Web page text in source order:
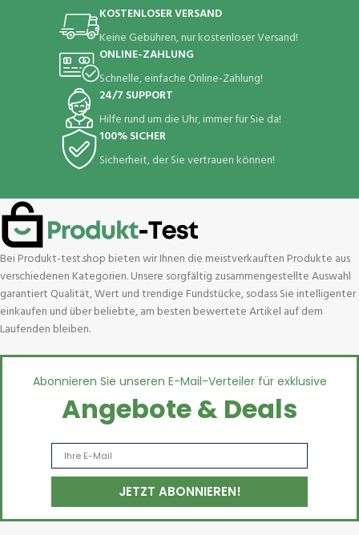
KOSTENLOSER VERSAND
Keine Gebühren, nur kostenloser Versand!
ONLINE-ZAHLUNG
Schnelle, einfache Online-Zahlung!
24/7 SUPPORT
Hilfe rund um die Uhr, immer für Sie da!
100% SICHER
Sicherheit, der Sie vertrauen können!
Bei Produkt-test.shop bieten wir Ihnen die meistverkauften Produkte aus
verschiedenen Kategorien. Unsere sorgfältig zusammengestellte Auswahl
garantiert Qualität, Wert und trendige Fundstücke, sodass Sie intelligenter
einkaufen und über beliebte, am besten bewertete Artikel auf dem
Laufenden bleiben.
Abonnieren Sie unseren E-Mail-Verteiler für exklusive
Angebote & Deals